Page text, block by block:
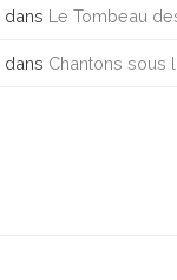
dans Le Tombeau
dans Chantons sous